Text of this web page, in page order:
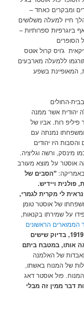
ומבקרים כאחד –
חייו למעלה משלושים
ביוגרפיות ספרותיות –
הסופרים
ג'ויס קרול אוטס
ללמעלה מארבעים
המאופיינת בשפע
אוסטר נולד ב-3 בפברואר 1947 ,בבית-החולים
יהודית אשר ממנה
פיליפ רות. אביו של
נמנתה עם
היו יהודים
מינסק, ורשה וגליציה.
אוסטר על מוצא מעורב
באמריקה:"הסבים של
פולנית ויידיש.
לי מקרית לגמרי,
של אוסטר טומן
על שמירתו בקנאות,
הממוארים הראשונים
"סבתי רצחה את סבי. ב-23 בינואר 1919, בדיוק שישים
אותו, במטבח ביתם
של האלמנה
של המנוח באשתו,
פול אוסטר דאג
דבר ממין זה מבלי